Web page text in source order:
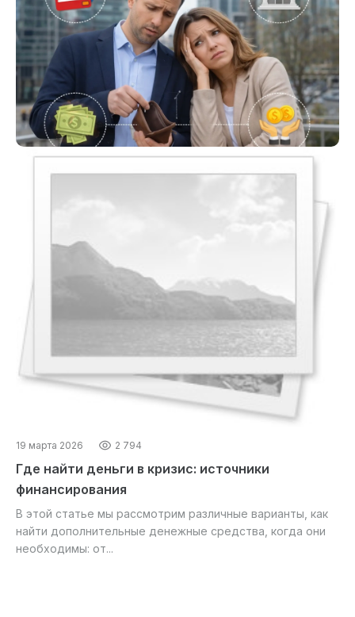
19 марта 2026 2 794
Где найти деньги в кризис: источники
финансирования
В этой статье мы рассмотрим различные варианты, как
найти дополнительные денежные средства, когда они
необходимы: от...